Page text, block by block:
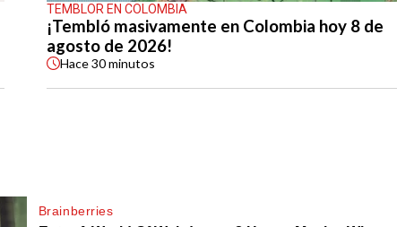
TEMBLOR EN COLOMBIA
¡Tembló masivamente en Colombia hoy 8 de
agosto de 2026!
Hace30 minutos